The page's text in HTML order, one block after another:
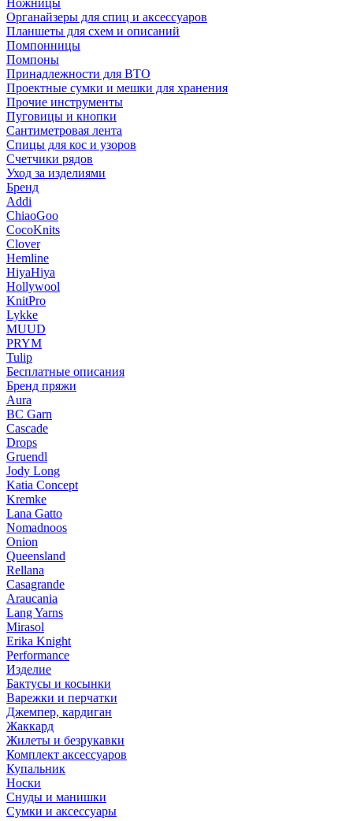
Ножницы
Органайзеры для спиц и аксессуаров
Планшеты для схем и описаний
Помпонницы
Помпоны
Принадлежности для ВТО
Проектные сумки и мешки для хранения
Прочие инструменты
Пуговицы и кнопки
Сантиметровая лента
Спицы для кос и узоров
Счетчики рядов
Уход за изделиями
Бренд
Addi
ChiaoGoo
CocoKnits
Clover
Hemline
HiyaHiya
Hollywool
KnitPro
Lykke
MUUD
PRYM
Tulip
Бесплатные описания
Бренд пряжи
Aura
BC Garn
Cascade
Drops
Gruendl
Jody Long
Katia Concept
Kremke
Lana Gatto
Nomadnoos
Onion
Queensland
Rellana
Casagrande
Araucania
Lang Yarns
Mirasol
Erika Knight
Performance
Изделие
Бактусы и косынки
Варежки и перчатки
Джемпер, кардиган
Жаккард
Жилеты и безрукавки
Комплект аксессуаров
Купальник
Носки
Снуды и манишки
Сумки и аксессуары